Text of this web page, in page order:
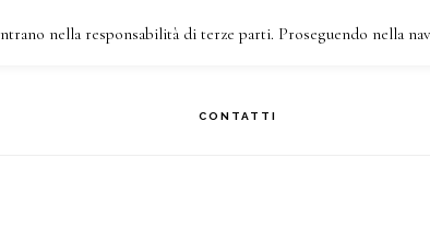
SIAMO COSA FACCIAMO I NOSTRI
CONTATTI
nella responsabilità di terze parti. Proseguendo nella